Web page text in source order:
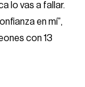
lo vas a fallar.
en mí”,
con 13